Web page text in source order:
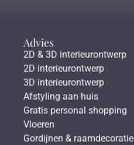
Advies
2D & 3D interieurontwerp
2D interieurontwerp
3D interieurontwerp
Afstyling aan huis
Gratis personal shopping
Vloeren
Gordijnen & raamdecoratie